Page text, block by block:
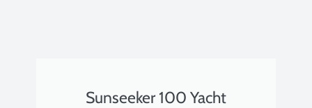
Sunseeker 100 Yacht